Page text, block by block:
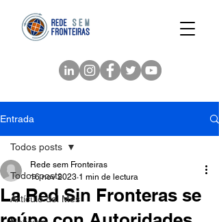
Entrada
Todos posts
Artículo del Mes
Todos posts
La Red Sin Fronteras se
Rede sem Fronteiras
16 nov 2023 1 min de lectura